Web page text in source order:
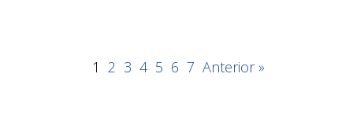
1 2 3 4 5 6 7 Anterior »